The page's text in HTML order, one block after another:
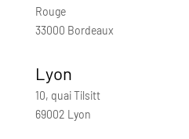
Rouge
33000 Bordeaux
Lyon
10, quai Tilsitt
69002 Lyon